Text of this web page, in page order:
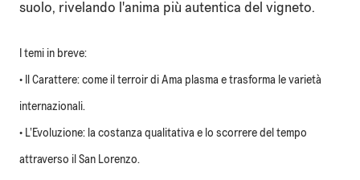
suolo, rivelando l'anima più autentica del vigneto.
I temi in breve:
• Il Carattere: come il terroir di Ama plasma e trasforma le varietà
internazionali.
• L’Evoluzione: la costanza qualitativa e lo scorrere del tempo
attraverso il San Lorenzo.